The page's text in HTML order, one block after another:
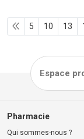
5 10 13
Espace
Pharmacie
Qui sommes-nous ?